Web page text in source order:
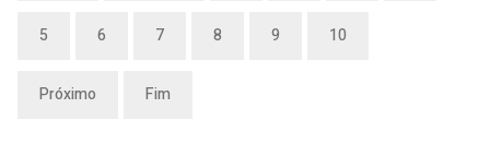
5 6 7 8 9 10
Próximo Fim